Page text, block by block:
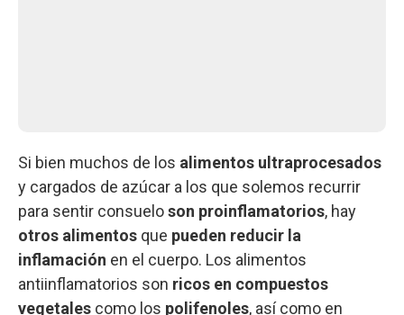
Si bien muchos de los alimentos ultraprocesados
y cargados de azúcar a los que solemos recurrir
para sentir consueloson proinflamatorios, hay
otros alimentos que pueden reducir la
inflamación en el cuerpo. Los alimentos
antiinflamatorios son ricos en compuestos
vegetales como los polifenoles, así como en